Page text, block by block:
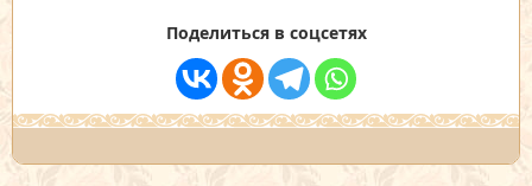
Поделиться в соцсетях